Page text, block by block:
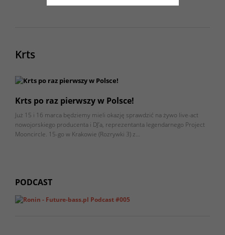
Krts
Krts po raz pierwszy w Polsce!
Już 15 i 16 marca będziemy mieli okazję sprawdzić na żywo live-act
nowojorskiego producenta i DJ’a, reprezentanta legendarnego Project
Mooncircle. 15-go w Krakowie (Rozrywki 3) z…
PODCAST